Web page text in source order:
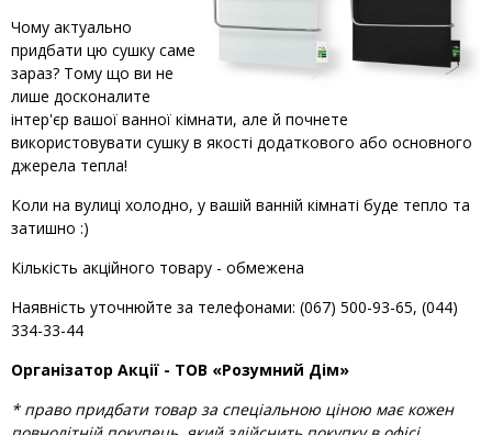
Чому актуально
придбати цю сушку саме
зараз? Тому що ви не
лише досконалите
інтер'єр вашої ванної кімнати, але й почнете
використовувати сушку в якості додаткового або основного
джерела тепла!
Коли на вулиці холодно, у вашій ванній кімнаті буде тепло та
затишно :)
Кількість акційного товару - обмежена
Наявність уточнюйте за телефонами: (067) 500-93-65, (044)
334-33-44
Організатор Акції - ТОВ «Розумний Дім»
* право придбати товар за спеціальною ціною має кожен